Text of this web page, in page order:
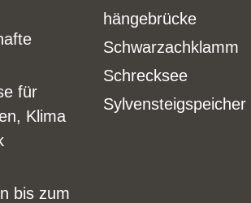
für
Klima
bis zum
hängebrücke
Schwarzachklamm
Schrecksee
Sylvensteigspeicher